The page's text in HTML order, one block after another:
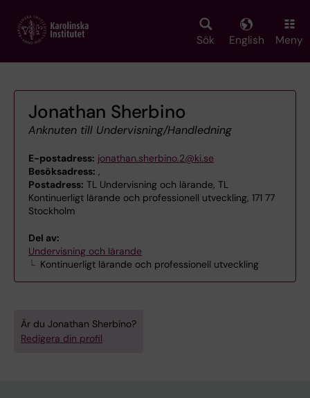
main
Sök English Meny
Jonathan Sherbino
Anknuten till Undervisning/Handledning
E-postadress: jonathan.sherbino.2@ki.se
Besöksadress: ,
Postadress: TL Undervisning och lärande, TL
Kontinuerligt lärande och professionell utveckling, 171 77
Stockholm
Del av:
Undervisning och lärande
Kontinuerligt lärande och professionell utveckling
Är du Jonathan Sherbino?
Redigera din profil